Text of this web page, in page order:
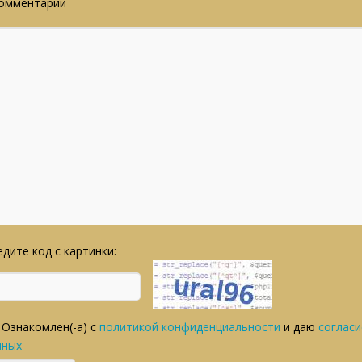
код с картинки:
Ознакомлен(-а) сполитикой конфиденциальности и даю